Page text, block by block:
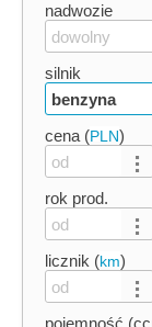
nadwozie
dowolny
silnik
benzyna
cena (PLN)
rok prod.
licznik (km)
pojemność